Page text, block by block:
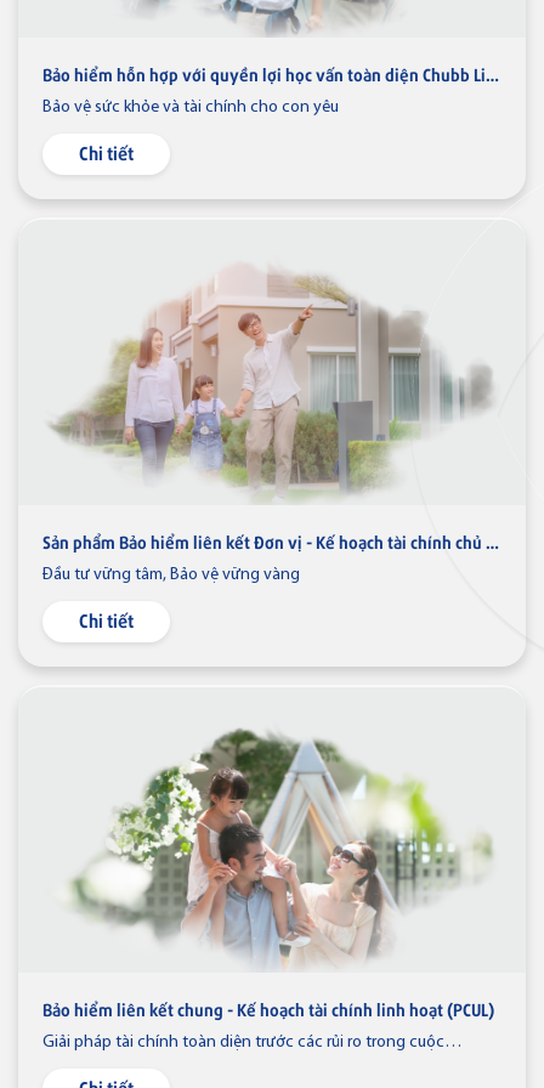
Ngân hàng điện tử
Bảo hiểm hỗn hợp với quyền lợi học vấn toàn diện Chubb Life - Tương lai hoàn hảo
Bảo vệ sức khỏe và tài chính cho con yêu
Chi tiết
Sản phẩm Bảo hiểm liên kết Đơn vị - Kế hoạch tài chính chủ động
Đầu tư vững tâm, Bảo vệ vững vàng
Chi tiết
Bảo hiểm liên kết chung - Kế hoạch tài chính linh hoạt (PCUL)
Giải pháp tài chính toàn diện trước các rủi ro trong cuộc
Thẻ VISA
Thẻ tín dụng
Thẻ tín dụng BVBank Visa Joy
Thẻ tín dụng
Thẻ tín dụng BVBank VISA
Lifestyle
Thẻ tín dụng